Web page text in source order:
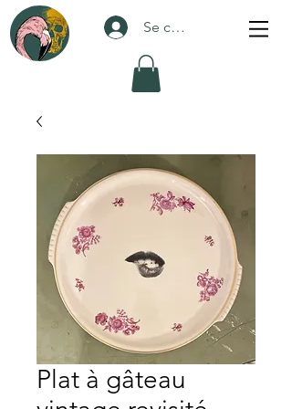
Se connecter
Plat à gâteau